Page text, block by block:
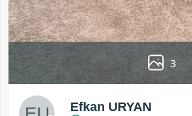
3
Efkan URYAN